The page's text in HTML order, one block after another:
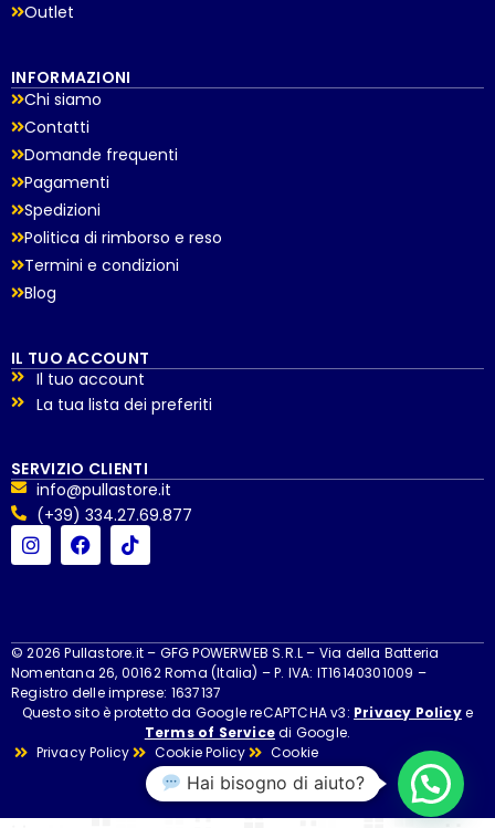
Outlet
INFORMAZIONI
Chi siamo
Contatti
Domande frequenti
Pagamenti
Spedizioni
Politica di rimborso e reso
Termini e condizioni
Blog
IL TUO ACCOUNT
Il tuo account
La tua lista dei preferiti
SERVIZIO CLIENTI
info@pullastore.it
(+39) 334.27.69.877
© 2026 Pullastore.it – GFG POWERWEB S.R.L – Via della Batteria
Nomentana 26, 00162 Roma (Italia) – P. IVA: IT16140301009 –
Registro delle imprese: 1637137
Questo sito è protetto da Google reCAPTCHA v3: Privacy Policye
Terms of Servicedi Google.
Privacy Policy
Cookie Policy Cookie
Hai bisogno di aiuto?